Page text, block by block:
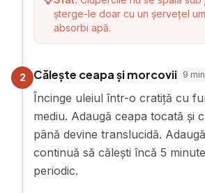
șterge-le doar cu un șervețel
absorbi apă.
2 Călește ceapa și morcovii 9 min
Încinge uleiul într-o cratiță cu
mediu. Adaugă ceapa tocată și
până devine translucidă.
continuă să călești încă 5
periodic.